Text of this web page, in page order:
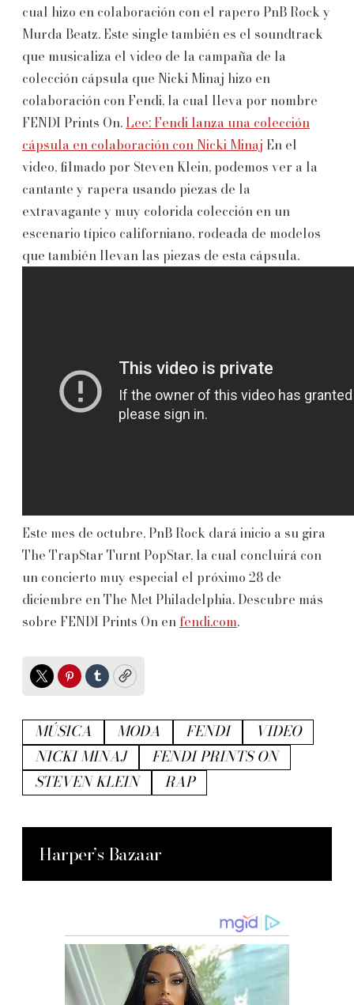
cual hizo en colaboración con el rapero PnB Rock y
Murda Beatz. Este single también es el soundtrack
que musicaliza el video de la campaña de la
colección cápsula que Nicki Minaj hizo en
colaboración con Fendi, la cual lleva por nombre
FENDI Prints On. Lee: Fendi lanza una colección
cápsula en colaboración con Nicki Minaj En el
video, filmado por Steven Klein, podemos ver a la
cantante y rapera usando piezas de la
extravagante y muy colorida colección en un
escenario típico californiano, rodeada de modelos
que también llevan las piezas de esta cápsula.
Este mes de octubre, PnB Rock dará inicio a su gira
The TrapStar Turnt PopStar, la cual concluirá con
un concierto muy especial el próximo 28 de
diciembre en The Met Philadelphia. Descubre más
sobre FENDI Prints On en fendi.com.
TwitterPinterest
TumblrCopy
MÚSICA MODA FENDI
VIDEO
NICKI MINAJ
FENDI PRINTS ON
STEVEN KLEIN
RAP
Harper’s Bazaar